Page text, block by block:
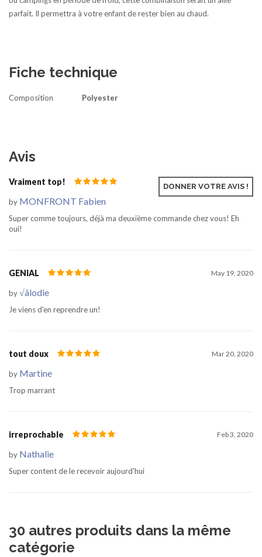
parfait. Il permettra à votre enfant de rester bien au chaud.
Fiche technique
Composition Polyester
Avis
Vraiment top! Jan 17, 2021
by MONFRONT Fabien
Super comme toujours, déjà ma deuxième commande chez vous! Eh
oui!
GENIAL May 19, 2020
by√âlodie
Je viens d'en reprendre un!
tout doux Mar 20, 2020
by Martine
Trop marrant
irreprochable Feb 3, 2020
by Nathalie
Super content de le recevoir aujourd'hui
DONNER VOTRE AVIS !
30 autres produits dans la même
catégorie